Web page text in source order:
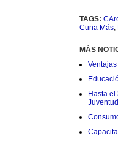
TAGS:
Cuna Más,
MÁS
Hasta
Juventud